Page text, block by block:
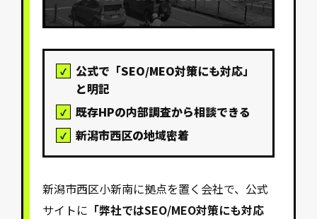
公式で「SEO/MEO対策にも対応」
と明記
既存HPの内部調査から相談できる
新潟市西区の地域密着
新潟市西区小新南に拠点を置く会社で、公式
サイトに 「弊社ではSEO/MEO対策にも対応